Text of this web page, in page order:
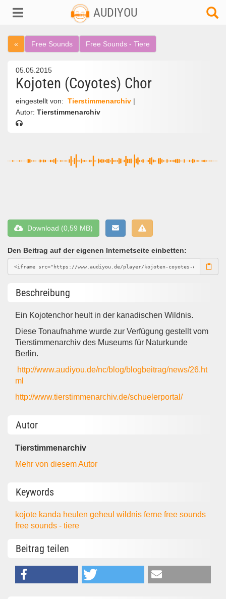
AUDIYOU
« Free Sounds Free Sounds - Tiere
05.05.2015
Kojoten (Coyotes) Chor
eingestellt von: Tierstimmenarchiv
Autor: Tierstimmenarchiv
Download (0,59 MB)
Den Beitrag auf der eigenen Internetseite einbetten:
Beschreibung
Ein Kojotenchor heult in der kanadischen Wildnis.
Diese Tonaufnahme wurde zur Verfügung gestellt vom
Tierstimmenarchiv des Museums für Naturkunde
Berlin.
http://www.audiyou.de/nc/blog/blogbeitrag/news/26.ht
ml
http://www.tierstimmenarchiv.de/schuelerportal/
Autor
Tierstimmenarchiv
Mehr von diesem Autor
Keywords
kojote kanda heulengeheulwildnisfernefree sounds
free sounds - tiere
Beitrag teilen